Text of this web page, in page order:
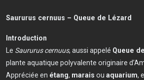
Saururus cernuus – Queue de Lézard
Introduction
Le Saururus cernuus, aussi appelé Queue
plante aquatique polyvalente originaire
Appréciée en étang, marais ou aquarium,